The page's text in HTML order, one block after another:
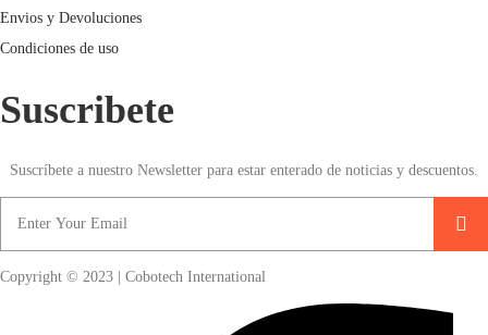
Envios y Devoluciones
Condiciones de uso
Suscribete
Suscríbete a nuestro Newsletter para estar enterado de noticias y descuentos.
Copyright © 2023 | Cobotech International